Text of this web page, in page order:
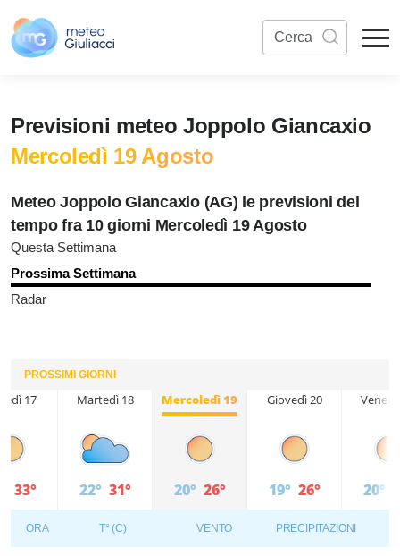
Previsioni meteo Joppolo Giancaxio
Mercoledì 19 Agosto
Meteo Joppolo Giancaxio (AG) le previsioni del
tempo fra 10 giorni Mercoledì 19 Agosto
Questa Settimana
Prossima Settimana
Radar
PROSSIMI GIORNI
17
33°
Martedì 18
22° 31°
Mercoledì 19
20° 26°
Giovedì 20
19° 26° 20°
ORA T° (C) VENTO PRECIPITAZIONI